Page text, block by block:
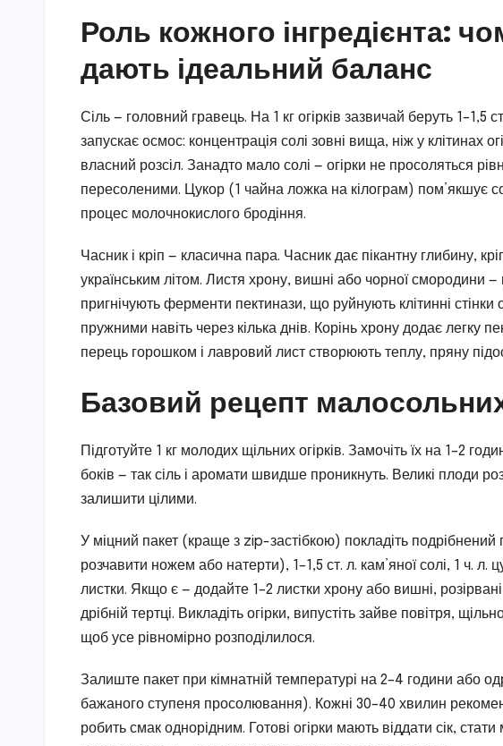
Роль кожного інгредієнта:
дають ідеальний баланс
Сіль — головний гравець. На 1 кг огірків зазвичай беруть 1–1,5
запускає осмос: концентрація солі зовні вища, ніж у клітинах
власний розсіл. Занадто мало солі — огірки не просоляться
пересоленими. Цукор (1 чайна ложка на кілограм) пом’якшує
процес молочнокислого бродіння.
Часник і кріп — класична пара. Часник дає пікантну глибину,
українським літом. Листя хрону, вишні або чорної смородини —
пригнічують ферменти пектинази, що руйнують клітинні
пружними навіть через кілька днів. Корінь хрону додає легку
перець горошком і лавровий лист створюють теплу, пряну
Базовий рецепт малосольних
Підготуйте 1 кг молодих щільних огірків. Замочіть їх на 1–2
боків — так сіль і аромати швидше проникнуть. Великі плоди
залишити цілими.
У міцний пакет (краще з zip-застібкою) покладіть
розчавити ножем або натерти), 1–1,5 ст. л. кам’яної солі, 1 ч.
листки. Якщо є — додайте 1–2 листки хрону або вишні,
дрібній тертці. Викладіть огірки, випустіть зайве повітря,
щоб усе рівномірно розподілилося.
Залиште пакет при кімнатній температурі на 2–4 години або
бажаного ступеня просолювання). Кожні 30–40 хвилин
робить смак однорідним. Готові огірки мають віддати сік,